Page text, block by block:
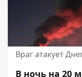
Враг атакует
В ночь на 20